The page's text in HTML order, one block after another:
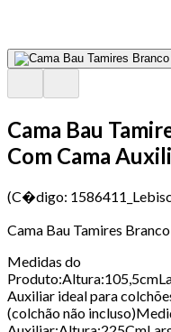
Cama Bau
Com Cama
(C�digo:
Cama Bau Tamires
Medidas do
Auxiliar ideal para
(colchão não